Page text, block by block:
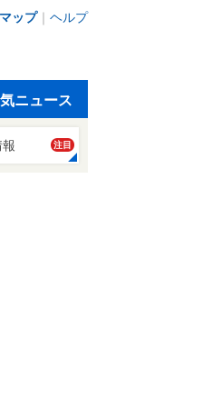
ップ｜ ヘルプ
ニュース
注目